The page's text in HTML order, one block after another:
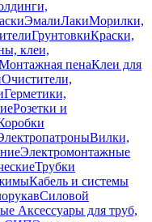
ЭмалиЛакиМорилки,
ГрунтовкиКраски,
клеи,
пенаКлеи для
Очистители,
Герметики,
Розетки и
Вилки,
Электромонтажные
Трубки
Кабель и системы
Силовой
Аксессуары для труб,